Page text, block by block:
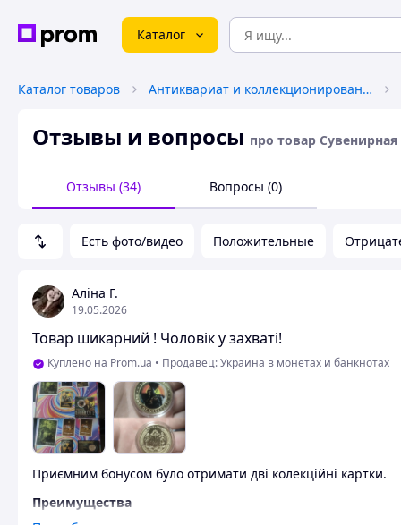
Каталог
Каталог товаров Антиквариат и коллекционирование
Отзывы и вопросы про товар
Отзывы (34) Вопросы (0)
Есть фото/видео Положительные
Аліна Г.
19.05.2026
Товар шикарний ! Чоловік у захваті!
Куплено на Prom.ua • Продавец: Украина в монетах и ​​банкнотах
Приємним бонусом було отримати дві колекційні картки.
Преимущества